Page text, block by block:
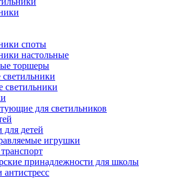
споты
настольные
торшеры
для светильников
детей
игрушки
принадлежности для школы